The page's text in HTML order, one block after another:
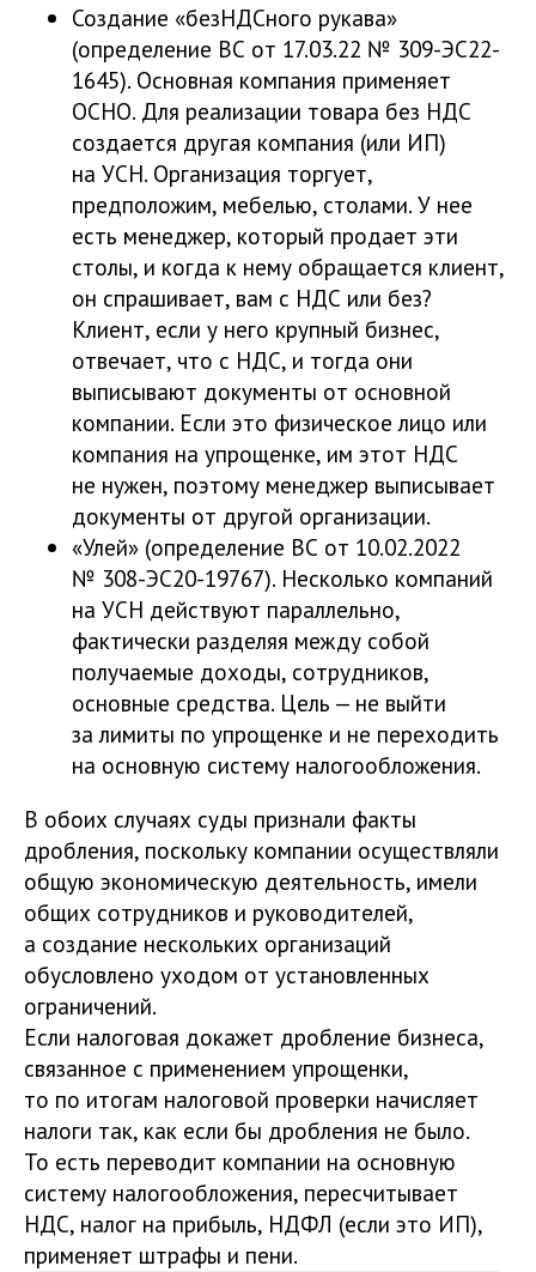
Создание «безНДСного рукава»
(определение ВС от 17.03.22 № 309-ЭС22-
1645). Основная компания применяет
ОСНО. Для реализации товара без НДС
создается другая компания (или ИП)
на УСН. Организация торгует,
предположим, мебелью, столами. У нее
есть менеджер, который продает эти
столы, и когда к нему обращается клиент,
он спрашивает, вам с НДС или без?
Клиент, если у него крупный бизнес,
отвечает, что с НДС, и тогда они
выписывают документы от основной
компании. Если это физическое лицо или
компания на упрощенке, им этот НДС
не нужен, поэтому менеджер выписывает
документы от другой организации.
«Улей» (определение ВС от 10.02.2022
№ 308-ЭС20-19767). Несколько компаний
на УСН действуют параллельно,
фактически разделяя между собой
получаемые доходы, сотрудников,
основные средства. Цель — не выйти
за лимиты по упрощенке и не переходить
на основную систему налогообложения.
В обоих случаях суды признали факты
дробления, поскольку компании осуществляли
общую экономическую деятельность, имели
общих сотрудников и руководителей,
а создание нескольких организаций
обусловлено уходом от установленных
ограничений.
Если налоговая докажет дробление бизнеса,
связанное с применением упрощенки,
то по итогам налоговой проверки начисляет
налоги так, как если бы дробления не было.
То есть переводит компании на основную
систему налогообложения, пересчитывает
НДС, налог на прибыль, НДФЛ (если это ИП),
применяет штрафы и пени.